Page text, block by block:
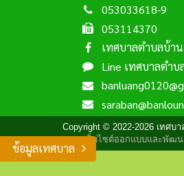
ข้อมูลเทศบาล
053033618-9
053114370
เทศบาลตำบลบ้า
Line เทศบาลตำ
Copyright © 2022-2026 เทศบ
เว็บไซต์ออกแบบและพัฒน